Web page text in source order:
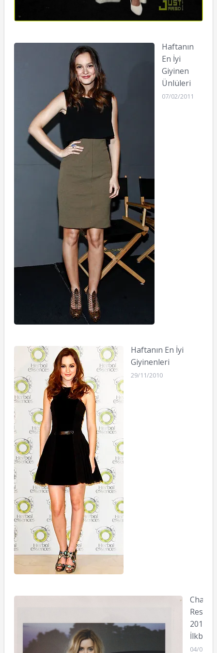
Haftanın
En İyi
Giyinen
Ünlüleri
07/02/2011
Haftanın En İyi
Giyinenleri
29/11/2010
Chanel
Resort
2011
04/01/